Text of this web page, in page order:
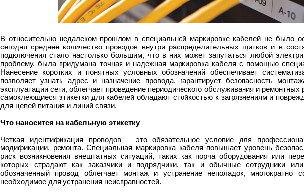
В относительно недалеком прошлом в специальной маркировке кабелей не было
сегодня среднее количество проводов внутри распределительных щитков и в
подключения стало настолько большим, что в них может запутаться любой
проблему, была придумана точная и надежная маркировка кабеля с помощью
Нанесение коротких и понятных условных обозначений обеспечивает
позволяет узнать адрес и назначение провода, гарантирует безопасность
эксплуатации сети, облегчает проведение периодического обслуживания и ремонтных
самоклеющиеся этикетки для кабелей обладают стойкостью к загрязнениям и
для цепей питания и линий связи.
Что наносится на кабельную этикетку
Четкая идентификация проводов – это обязательное условие для
модификации, ремонта. Специальная маркировка кабеля повышает уровень
риск возникновения внештатных ситуаций, таких как порча оборудования или
которых страдают как заказчики и подрядчики, так и обычные сотрудники
обозначенный провод облегчает монтаж и устранение неполадок, многократно
необходимое для устранения неисправностей.